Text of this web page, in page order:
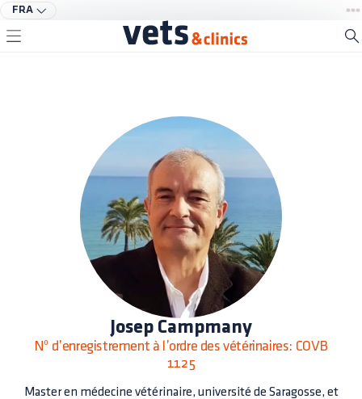
FRA
Josep Campmany
Nº d’enregistrement à l’ordre des vétérinaires: COVB
1125
Master en médecine vétérinaire, université de Saragosse, et